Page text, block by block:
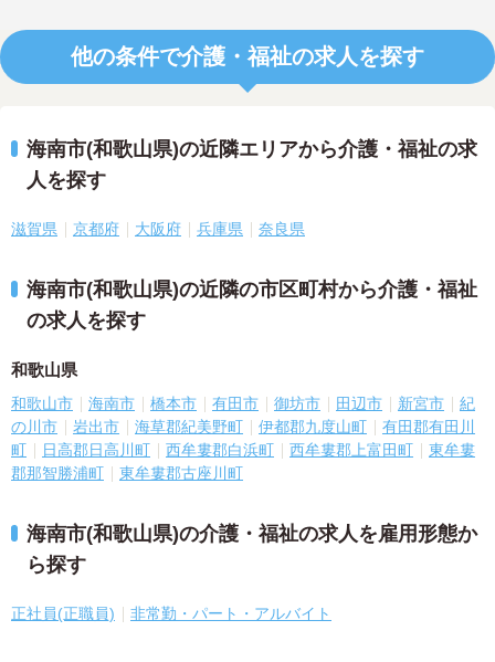
他の条件で介護・福祉の求人を探す
海南市(和歌山県)の近隣エリアから介護・福祉の求
人を探す
滋賀県 京都府 大阪府 兵庫県 奈良県
海南市(和歌山県)の近隣の市区町村から介護・福祉
の求人を探す
和歌山県
和歌山市 海南市 橋本市 有田市 御坊市 田辺市 新宮市
紀
の川市
岩出市 海草郡紀美野町 伊都郡九度山町
有田郡有田川
町
日高郡日高川町 西牟婁郡白浜町 西牟婁郡上富田町
東牟婁
郡那智勝浦町
東牟婁郡古座川町
海南市(和歌山県)の介護・福祉の求人を雇用形態か
ら探す
正社員(正職員) 非常勤・パート・アルバイト